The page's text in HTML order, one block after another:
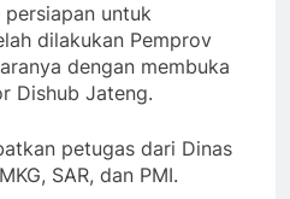
persiapan untuk
dilakukan Pemprov
dengan membuka
Dishub Jateng.
petugas dari Dinas
SAR, dan PMI.